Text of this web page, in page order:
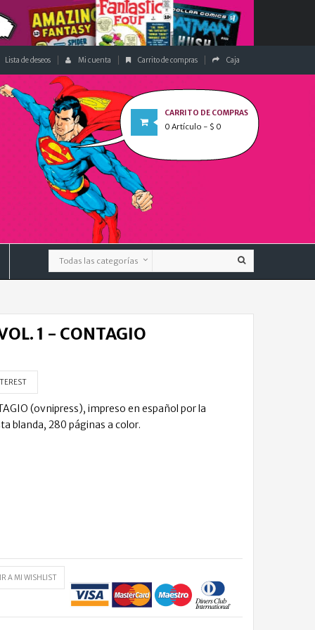
Lista de deseos Mi cuenta Carrito de compras Caja
CARRITO DE COMPRAS
0 Artículo - $ 0
1 - CONTAGIO
(ovnipress), impreso en español por la
blanda, 280 páginas a color.
A MI WISHLIST